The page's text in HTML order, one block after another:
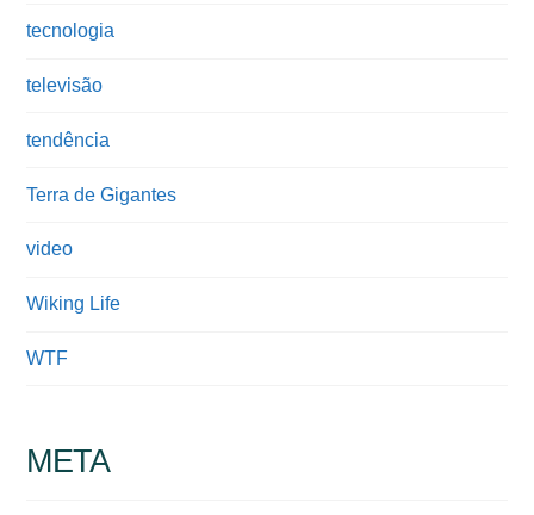
tecnologia
televisão
tendência
Terra de Gigantes
video
Wiking Life
WTF
META